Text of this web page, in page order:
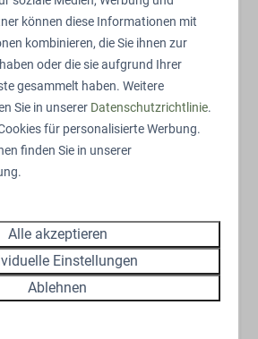
Raumklima in jeder Jahreszeit.
Pergola nicht nur Schatten und
den zusätzlichen Luxus eines
für ultimative Entspannung
sind einige Häuser mit
für einen noch
des Buchungsvorgangs (Schritt 1:
können leicht abweichen.
können diese Informationen mit
kombinieren, die Sie ihnen zur
oder die sie aufgrund Ihrer
gesammelt haben. Weitere
Sie in unserer Datenschutzrichtlinie.
für personalisierte Werbung.
finden Sie in unserer
Alle akzeptieren
Einstellungen
Ablehnen